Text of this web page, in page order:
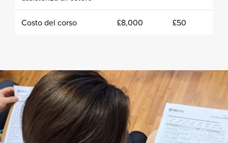
Costo del corso £8,000 £50